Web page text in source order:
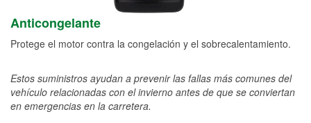
Anticongelante
Protege el motor contra la congelación y el sobrecalentamiento.
Estos suministros ayudan a prevenir las fallas más comunes del
vehículo relacionadas con el invierno antes de que se conviertan
en emergencias en la carretera.